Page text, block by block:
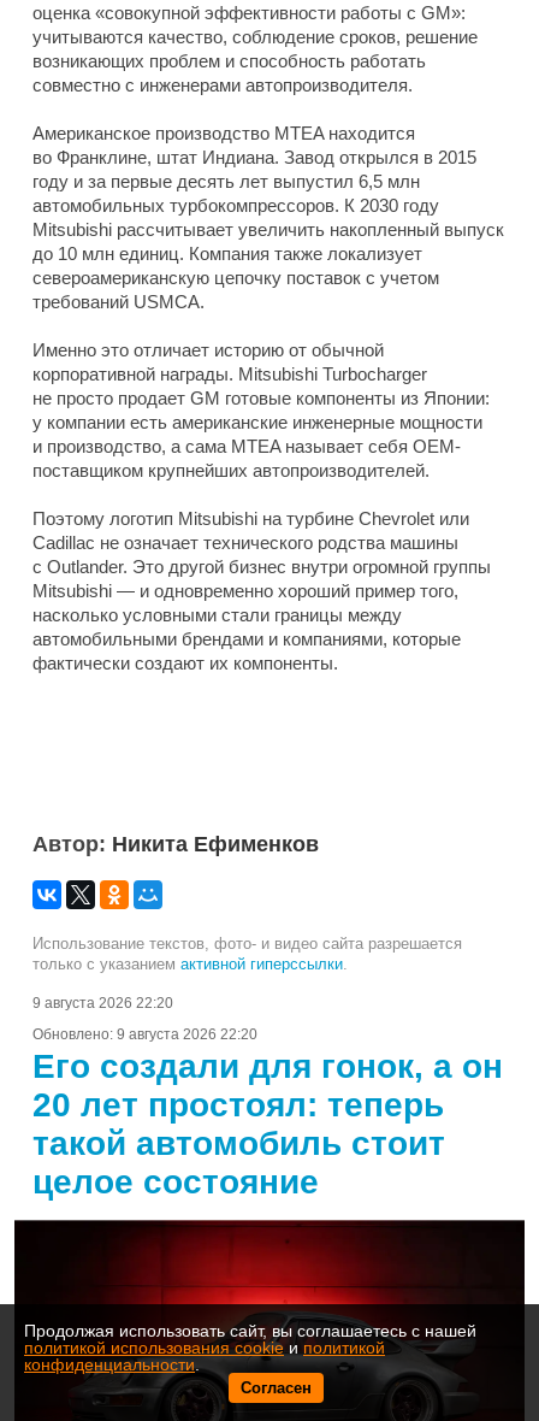
оценка «совокупной эффективности работы с GM»:
учитываются качество, соблюдение сроков, решение
возникающих проблем и способность работать
совместно с инженерами автопроизводителя.
Американское производство MTEA находится
во Франклине, штат Индиана. Завод открылся в 2015
году и за первые десять лет выпустил 6,5 млн
автомобильных турбокомпрессоров. К 2030 году
Mitsubishi рассчитывает увеличить накопленный выпуск
до 10 млн единиц. Компания также локализует
североамериканскую цепочку поставок с учетом
требований USMCA.
Именно это отличает историю от обычной
корпоративной награды. Mitsubishi Turbocharger
не просто продает GM готовые компоненты из Японии:
у компании есть американские инженерные мощности
и производство, а сама MTEA называет себя OEM-
поставщиком крупнейших автопроизводителей.
Поэтому логотип Mitsubishi на турбине Chevrolet или
Cadillac не означает технического родства машины
с Outlander. Это другой бизнес внутри огромной группы
Mitsubishi — и одновременно хороший пример того,
насколько условными стали границы между
автомобильными брендами и компаниями, которые
фактически создают их компоненты.
Автор: Никита Ефименков
Использование текстов, фото- и видео сайта разрешается
только с указанием активной гиперссылки
9 августа 2026 22:20
Обновлено: 9 августа 2026 22:20
Его создали для гонок, а он
20 лет простоял: теперь
такой автомобиль стоит
целое состояние
Продолжая использовать сайт, вы соглашаетесь с нашей
политикой использования cookie и политикой
конфиденциальности
Согласен